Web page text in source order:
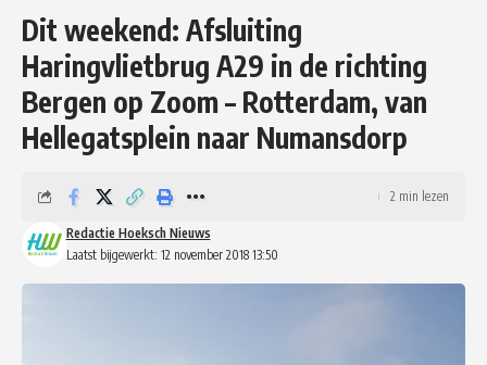
Dit weekend: Afsluiting
Haringvlietbrug A29 in de richting
Bergen op Zoom – Rotterdam, van
Hellegatsplein naar Numansdorp
Laatst bijgewerkt: 12 november 2018 13:50
Redactie Hoeksch Nieuws
2 min lezen